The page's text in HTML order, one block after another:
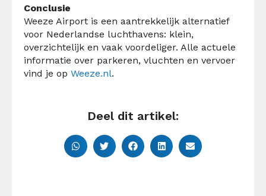
Conclusie
Weeze Airport is een aantrekkelijk alternatief
voor Nederlandse luchthavens: klein,
overzichtelijk en vaak voordeliger. Alle actuele
informatie over parkeren, vluchten en vervoer
vind je op Weeze.nl.
Deel dit artikel: